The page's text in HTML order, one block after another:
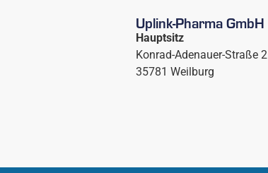
Uplink-Pharma GmbH
Hauptsitz
Konrad-Adenauer-Straße 2
35781 Weilburg